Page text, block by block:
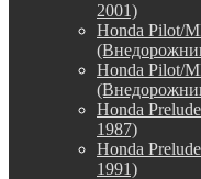
2001)
Honda Pilot/
Honda Pilot/
Honda
1987)
Honda
1991)